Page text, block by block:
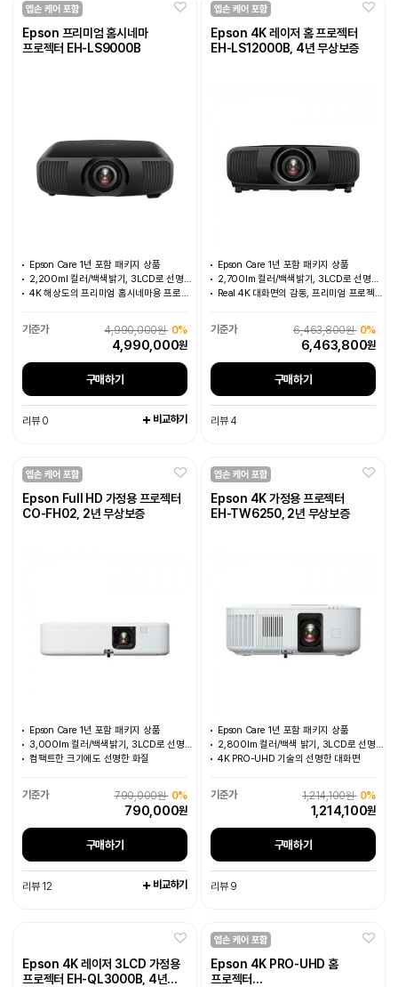
Epson 프리미엄 홈시네마
프로젝터 EH-LS9000B
Epson Care 1년 포함 패키지 상품
2,200ml 컬러/백색밝기, 3LCD로 선명한 화면
4K 해상도의 프리미엄 홈시네마용 프로젝터
4,990,000원 0%
4,990,000원
구매하기
리뷰 0 비교하기
Epson 4K 레이저 홈 프로젝터
EH-LS12000B, 4년 무상보증
Epson Care 1년 포함 패키지 상품
2,700lm 컬러/백색밝기, 3LCD로 선명한 색감
Real 4K 대화면의 감동, 프리미엄 프로젝터
6,463,800원 0%
6,463,800원
구매하기
리뷰 4
Epson Full HD 가정용 프로젝터
CO-FH02, 2년 무상보증
Epson Care 1년 포함 패키지 상품
3,000lm 컬러/백색밝기, 3LCD로 선명한 색감
컴팩트한 크기에도 선명한 화질
790,000원 0%
790,000원
구매하기
리뷰 12 비교하기
Epson 4K 가정용 프로젝터
EH-TW6250, 2년 무상보증
Epson Care 1년 포함 패키지 상품
2,800lm 컬러/백색 밝기, 3LCD로 선명한 색감
4K PRO-UHD 기술의 선명한 대화면
1,214,100원 0%
1,214,100원
구매하기
리뷰 9
Epson 4K 레이저 3LCD 가정용
프로젝터 EH-QL3000B, 4년
Epson 4K PRO-UHD 홈
프로젝터